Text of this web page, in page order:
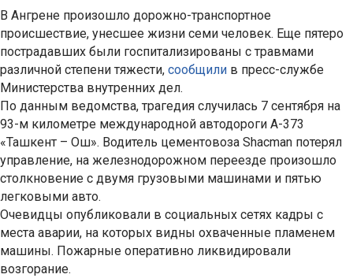
В Ангрене произошло дорожно-транспортное
происшествие, унесшее жизни семи человек. Еще пятеро
пострадавших были госпитализированы с травмами
различной степени тяжести, сообщили в пресс-службе
Министерства внутренних дел.
По данным ведомства, трагедия случилась 7 сентября на
93-м километре международной автодороги А-373
«Ташкент – Ош». Водитель цементовоза Shacman потерял
управление, на железнодорожном переезде произошло
столкновение с двумя грузовыми машинами и пятью
легковыми авто.
Очевидцы опубликовали в социальных сетях кадры с
места аварии, на которых видны охваченные пламенем
машины. Пожарные оперативно ликвидировали
возгорание.